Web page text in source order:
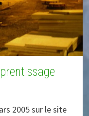
2005 sur le site